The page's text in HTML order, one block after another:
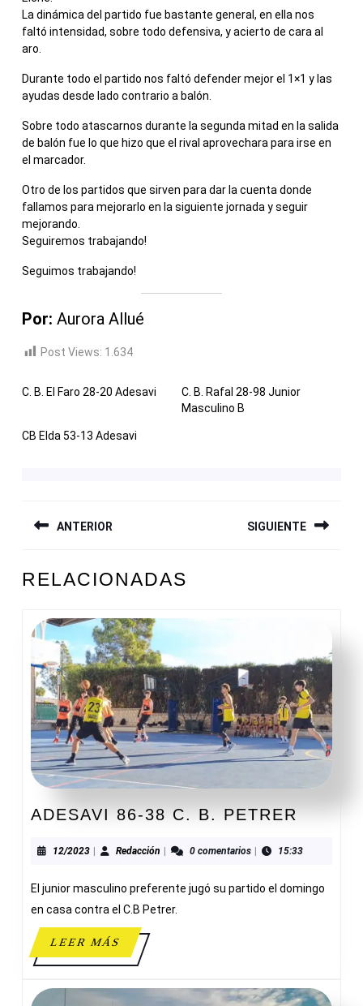
La dinámica del partido fue bastante general, en ella nos
faltó intensidad, sobre todo defensiva, y acierto de cara al
aro.
Durante todo el partido nos faltó defender mejor el 1×1 y las
ayudas desde lado contrario a balón.
Sobre todo atascarnos durante la segunda mitad en la salida
de balón fue lo que hizo que el rival aprovechara para irse en
el marcador.
Otro de los partidos que sirven para dar la cuenta donde
fallamos para mejorarlo en la siguiente jornada y seguir
mejorando.
Seguiremos trabajando!
Seguimos trabajando!
Por: Aurora Allué
Post Views: 1.634
C. B. El Faro 28-20 Adesavi
C. B. Rafal 28-98 Junior
Masculino B
CB Elda 53-13 Adesavi
DE
ANTERIOR
anterior:
SIGUIENTE
entrada:
RELACIONADAS
ADESAVI 86-38 C. B. PETRER
38
B.
12/202312/2023
| Redacción Redacción
| 0 comentarios | 15:33
El junior masculino preferente jugó su partido el domingo
en casa contra el C.B Petrer.
LEER MÁSLEER
MÁS